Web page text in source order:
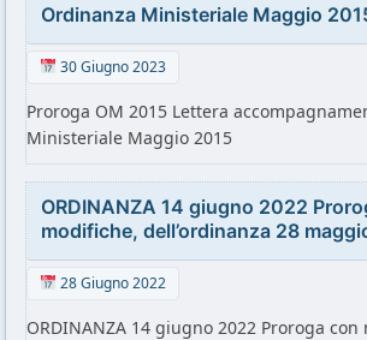
Ordinanza Ministeriale Maggio
30 Giugno 2023
Proroga OM 2015 Lettera
Ministeriale Maggio 2015
ORDINANZA 14 giugno 2022
modifiche, dell’ordinanza 28
28 Giugno 2022
ORDINANZA 14 giugno 2022 Proroga con